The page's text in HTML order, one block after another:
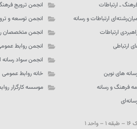
ـ‌ ارتباطات
ارتباطات و رسانه
ارتباطات
ارتباطی
های نوین
فرهنگ و رسانه
انجمن ترویج
انجمن توسعه و
انجمن متخصصان
انجمن روابط
انجمن سواد رسانه
خانه روابط عمومی
موسسه کارگزار
۱